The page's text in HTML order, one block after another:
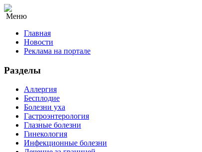
Меню
Главная
Новости
Реклама на портале
Разделы
Аллергия
Бесплодие
Болезни уха
Гастроэнтерология
Глазные болезни
Гинекология
Инфекционные болезни